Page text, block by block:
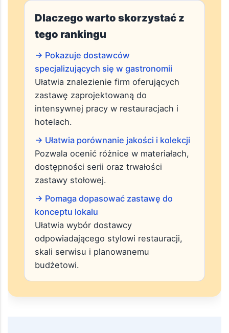
dekoracyjny, ale także jako
pracy, które musi być trwałe, ergonomiczne
i powtarzalne w dużej skali serwisu.
:contentReference[oaicite:1]{index=1}
Dlaczego warto skorzystać z
tego rankingu
→ Pokazuje dostawców
specjalizujących się w gastronomii
Ułatwia znalezienie firm oferujących
zastawę zaprojektowaną do
intensywnej pracy w restauracjach i
hotelach.
→ Ułatwia porównanie jakości i kolekcji
Pozwala ocenić różnice w materiałach,
dostępności serii oraz trwałości
zastawy stołowej.
→ Pomaga dopasować zastawę do
konceptu lokalu